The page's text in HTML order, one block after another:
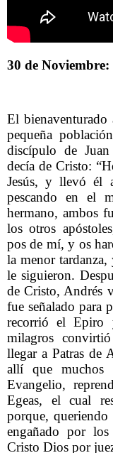
30 de
El bienaventurado
pequeña
discípulo de
decía de Cristo:
Jesús, y llevó él
pescando en el
hermano, ambos
los otros
pos de mí, y os
la menor tardanza,
le siguieron.
de Cristo, Andrés
fue señalado para
recorrió el
milagros
llegar a Patras de
allí que muchos
Evangelio,
Egeas, el cual
porque,
engañado por
Cristo Dios por